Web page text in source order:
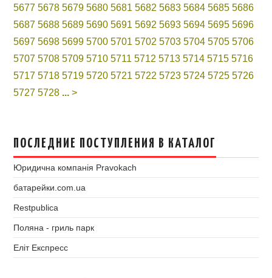
5677 5678 5679 5680 5681 5682 5683 5684 5685 5686
5687 5688 5689 5690 5691 5692 5693 5694 5695 5696
5697 5698 5699 5700 5701 5702 5703 5704 5705 5706
5707 5708 5709 5710 5711 5712 5713 5714 5715 5716
5717 5718 5719 5720 5721 5722 5723 5724 5725 5726
5727 5728 ... >
ПОСЛЕДНИЕ ПОСТУПЛЕНИЯ В КАТАЛОГ
Юридична компанія Pravokach
батарейки.com.ua
Restpublica
Поляна - гриль парк
Еліт Експресс